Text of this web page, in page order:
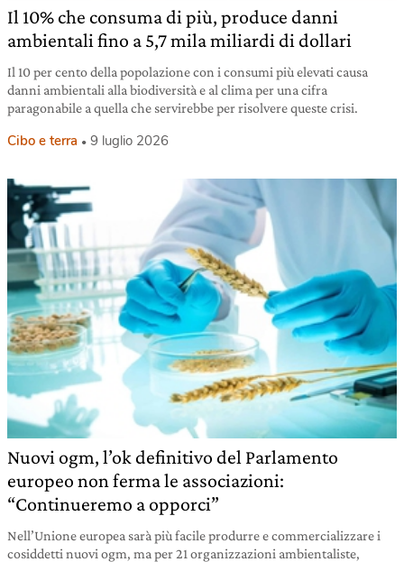
Il 10% che consuma di più, produce danni
ambientali fino a 5,7 mila miliardi di dollari
Il 10 per cento della popolazione con i consumi più elevati causa
danni ambientali alla biodiversità e al clima per una cifra
paragonabile a quella che servirebbe per risolvere queste crisi.
Cibo e terra 9 luglio 2026
Nuovi ogm, l’ok definitivo del Parlamento
europeo non ferma le associazioni:
“Continueremo a opporci”
Nell’Unione europea sarà più facile produrre e commercializzare i
cosiddetti nuovi ogm, ma per 21 organizzazioni ambientaliste,